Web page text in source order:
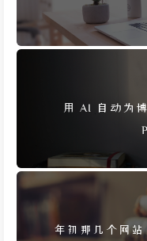
用 AI 自动为
年初那几个网